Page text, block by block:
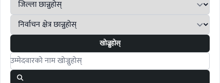
खोज्नुहोस्
Search candidates